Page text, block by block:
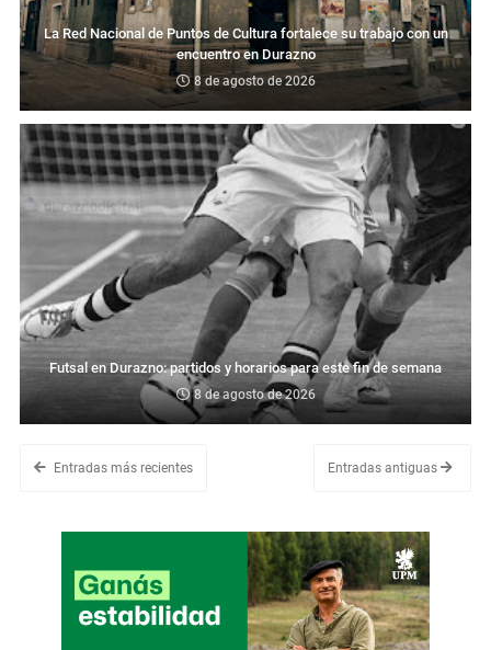
La Red Nacional de Puntos de Cultura fortalece su trabajo con un
encuentro en Durazno
8 de agosto de 2026
Futsal en Durazno: partidos y horarios para este fin de semana
8 de agosto de 2026
Entradas más recientes Entradas antiguas